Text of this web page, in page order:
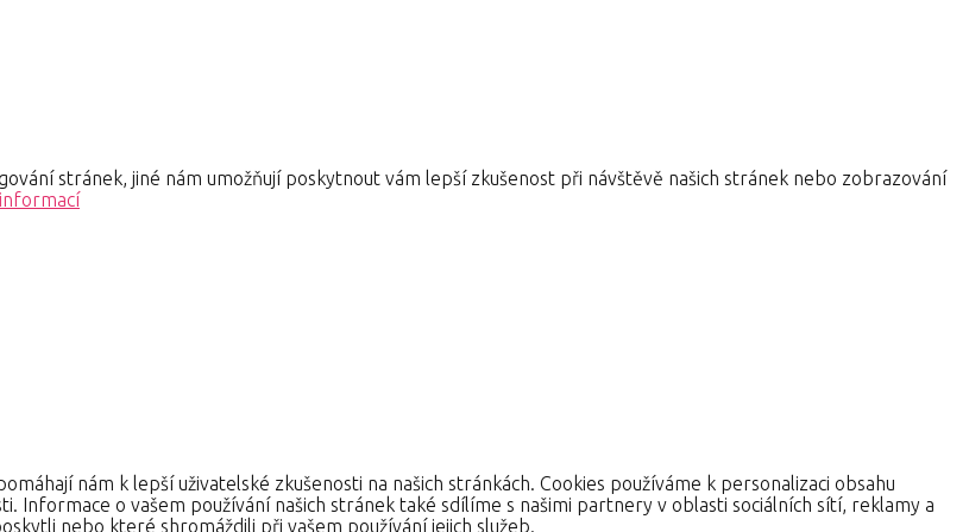
stránek, jiné nám umožňují poskytnout vám lepší zkušenost při návštěvě našich stránek nebo zobrazování
nám k lepší uživatelské zkušenosti na našich stránkách. Cookies používáme k personalizaci obsahu
Informace o vašem používání našich stránek také sdílíme s našimi partnery v oblasti sociálních sítí, reklamy a
nebo které shromáždili při vašem používání jejich služeb.